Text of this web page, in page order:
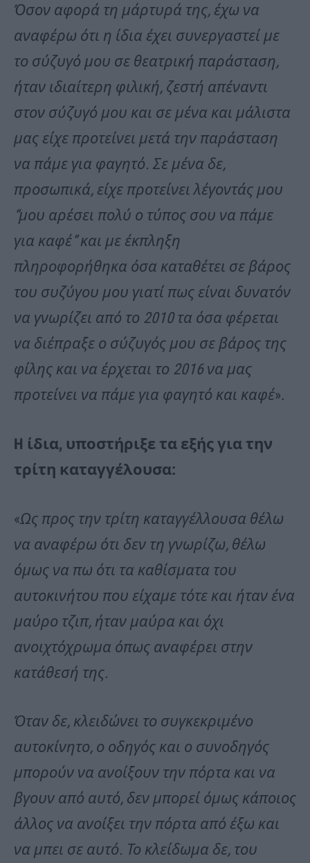
Όσον αφορά τη μάρτυρά της, έχω να
αναφέρω ότι η ίδια έχει συνεργαστεί με
το σύζυγό μου σε θεατρική παράσταση,
ήταν ιδιαίτερη φιλική, ζεστή απέναντι
στον σύζυγό μου και σε μένα και μάλιστα
μας είχε προτείνει μετά την παράσταση
να πάμε για φαγητό. Σε μένα δε,
προσωπικά, είχε προτείνει λέγοντάς μου
“μου αρέσει πολύ ο τύπος σου να πάμε
για καφέ” και με έκπληξη
πληροφορήθηκα όσα καταθέτει σε βάρος
του συζύγου μου γιατί πως είναι δυνατόν
να γνωρίζει από το 2010 τα όσα φέρεται
να διέπραξε ο σύζυγός μου σε βάρος της
φίλης και να έρχεται το 2016 να μας
προτείνει να πάμε για φαγητό και καφέ».
H ίδια, υποστήριξε τα εξής για την
τρίτη καταγγέλουσα:
«Ως προς την τρίτη καταγγέλλουσα θέλω
να αναφέρω ότι δεν τη γνωρίζω, θέλω
όμως να πω ότι τα καθίσματα του
αυτοκινήτου που είχαμε τότε και ήταν ένα
μαύρο τζιπ, ήταν μαύρα και όχι
ανοιχτόχρωμα όπως αναφέρει στην
κατάθεσή της.
Όταν δε, κλειδώνει το συγκεκριμένο
αυτοκίνητο, ο οδηγός και ο συνοδηγός
μπορούν να ανοίξουν την πόρτα και να
βγουν από αυτό, δεν μπορεί όμως κάποιος
άλλος να ανοίξει την πόρτα από έξω και
να μπει σε αυτό. Το κλείδωμα δε, του